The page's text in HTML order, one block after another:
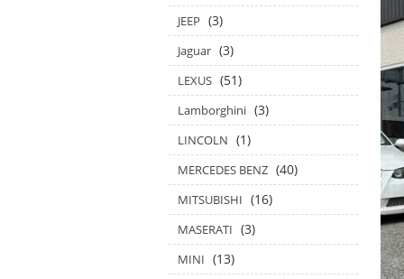
JEEP (3)
Jaguar (3)
LEXUS (51)
Lamborghini (3)
LINCOLN (1)
MERCEDES BENZ (40)
MITSUBISHI (16)
MASERATI (3)
MINI (13)